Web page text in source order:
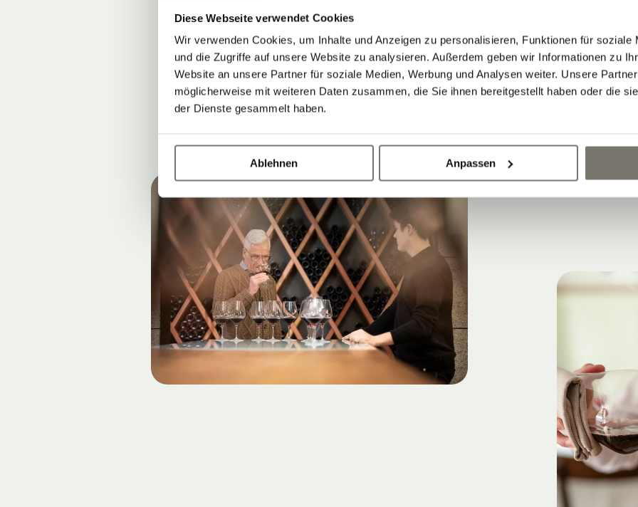
Diese Webseite verwendet Cookies
Wir verwenden Cookies, um Inhalte und Anzeigen zu personalisieren, Funktionen für soziale
und die Zugriffe auf unsere Website zu analysieren. Außerdem geben wir Informationen zu
Website an unsere Partner für soziale Medien, Werbung und Analysen weiter. Unsere
möglicherweise mit weiteren Daten zusammen, die Sie ihnen bereitgestellt haben oder die
der Dienste gesammelt haben.
Ablehnen Anpassen
6 Hektar am Fuß des Mendelgebirges
Böden: Kalk, Porphyr, Struktur
Höhenlagen & Ausrichtungen: von 380 bis 520 Meter